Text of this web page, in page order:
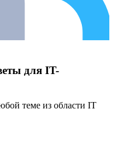
для IT-
теме из области IT